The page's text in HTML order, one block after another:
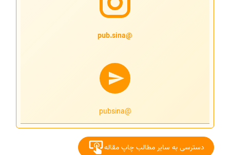
@pub.sina
@pubsina
دسترسی به سایر مطالب چاپ مقاله